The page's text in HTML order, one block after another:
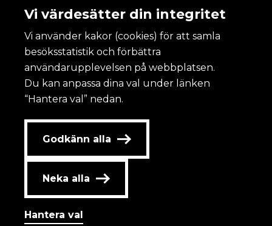
Kulturanalys
Om Kulturanalys
Lättläst
Om webbplatsen och kakor
Tillgänglighet
Redovisning av statlig annonsering
Kontakta oss
Jobba hos oss
Vi värdesätter din integritet
Vi använder kakor (cookies) för att samla
besöksstatistik och förbättra
användarupplevelsen på webbplatsen.
Du kan anpassa dina val under länken
“Hantera val” nedan.
Godkänn alla
Neka alla
Hantera val